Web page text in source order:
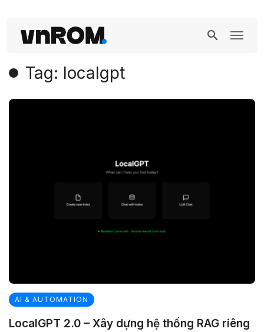
Tag: localgpt
AI & AUTOMATION
LocalGPT 2.0 – Xây dựng hệ thống RAG riêng